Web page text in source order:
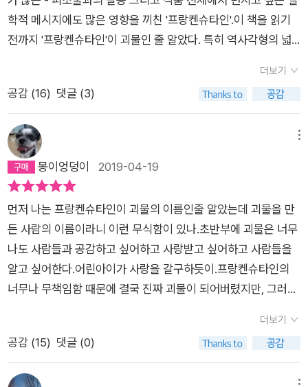
려와서 간병해준 아버지. 아들에게서 이상한 낌새를 느끼고도 끝
까지 캐묻지 않았던 속 깊은 부친이 있어줘서 주인공은 다행히도
더라도 아버지에게 모든 사실을 털어놨어야 했다고 본다. 슈퍼맨
도 지구에 위기가 닥치면 누군가의 도움을 필요로 한다. 그만큼
어려운 문제를 혼자 해결하는 것은 어마어마한 부담감이 따른다.
주인공도 할 만큼 했으니까 이제 그만 아파했으면 싶었다. 그러나
반전은 없었고 모두 다 괴물의 제물이 된다. 그제서야 헌터가 되
어 괴물을 추격하는 프랑켄슈타인의 소잃고 외양간 고치는 이야
기...역자는 이 작품에 대해 불경한 기술을 빌려 창조주를 사칭함
으로써 멸절의 위기를 자초하는 인류에 대한 경고라고 해석하였
다. 이 복잡한 말을 간단히 하자면 선을 넘지 말라는 뜻 아닐까.
이건 단지 신의 영역을 침범한 인간의 무모함에 그치는 말이 아니
다. 그 어떤 위대한 인간도 자신의 그릇 크기만큼만 담을 수 있다.
욕심으로 더 많이 눌러 담다가 그릇이 깨질 수도 있다. 깨진 그릇
은 복구도 안되고 조각 날에 상처도 입는다. 프랑켄슈타인도 괴물
을 만들고 나서 지식의 힘이 얼마나 무서운 건지, 욕망에 눈이 머
우리는 얼마나 많은 과학기술들에 의존하며 사는가. 나날이 발달
그 모자란 부분들은 상쇄된다. 18세기, 과학이 빠르게 발달하는
현실에서 그저 지루한 우기의 밤을 흥미롭게 해줄 괴담을 하나씩
창작하기로 한 데서 시작한 이 소설이 먼 훗날, 후대의 사람들의
현실과 당면한 문제점을 정확하게 지적했다는 사실을 정작 작가,
메리 셸리도 예상하지 못했을 것이다. 이 책의 마지막에서 자신
공감만 주었더라면.... [그런데 이것이 부당하지 않은가? 전 인
류가 내게 죄를 지었는데, 나만 유일한 범죄자라는 멍에를 써야
하는가?] -p301
일까? 외모로 사람을 판단하면 안된다? 사형제도는 무고한 사람
을 죽일수도 있다? 북극탐험은 위험하다? 친구를 잘 사귀어야 한
내 생각에는,나와 다르다는 이유로, 그 사람을 이해하기 보다는
그사람을 멀리하여 고립시키는 인간관계의 비정함을 괴물에 빗
대어 말하고자 한 게 아니었을까란 생각이 들었다. 인간관계에 있
어서 괴물을 만드든건 괴물 자체 보다는 주변에 있는 우리 자신이
라는 것을..... 그 창조물(괴물)에게 단 한사람 만이라도 따뜻하게
대해줬더라면 이런 비극은 없지 않았을까?흥미롭게 읽었지만 결
론은 결코 단순하지 않은 책인것 같다.
인은 실험실을 뛰쳐 나온다. 자신이 창조한 괴물을 그대로 놔둔
채...그는 충격으로 인해 신경성 열병을 앓게 되고 가족들이 있는
고향 제네바로 돌아갈 준비를 한다. 그러나 아버지로부터 날아온
편지는 자신이 만든 결과에 책임지지 않은 프랑켄슈타인 비극의
시작을 알리며 불행은 끝까지 그를 놔주지 않는다. 프랑켄슈타인
다. 이때 괴물이 자신의 절절한 사연을 프랑켄슈타인에게 쏟아내
는데, 이 소설에서 가장 인상적인 부분이다. (2권 3장~8장)괴물
은 2.5미터의 기괴한 형상이지만 지적 능력은 어린 아이와 같다.
그는 처음 깨어났을 때의 느낌을 다음과 같이 말한다.'나는 불쌍
하고 힘없고 가련한 흉물이었다. 아무것도 모르고, 아무것도 분간
할 수 없었다. 하지만 온몸에서 느껴지는 고통때문에 주저앉아 흐
느꼈다.' (p.137)괴물은 정처없이 다니다 발견한 독일의 어느 마
을, 오두막 옆 축사에 숨어 살면서 사람들의 대화를 들으며 스스
로 말과 글을 배우고 지식을 습득한다. 그 과정에서 그는 인간들
친 동기들'까지 파악하면서 세상을 조금씩 배워나간다. 괴물은 오
두막 가족들이 서로를 사랑하고 의지하는 모습을 보며 자신도 그
런 사랑을 받고 싶다고 느낀다. 그러나 물에 비친 자신의 추한 외
고 나서 퍼시와 메리는 정식으로 결혼을 해서 부부가 되었대.사랑
을 위해 모든 것을 버렸던 메리와 퍼시. 그들은 결혼한 해인 1816
과함께 보냈는데, 그 자리에서 괴담 하나씩 짓기로 약속을 했는
데, 그때메리는 이 소설을 구상하였고, 1818년에 출간하게 되었
다고 하는구나.메리와 퍼시의 결혼 생활은 모든 것을 버린 사랑에
비해 그리 행복하지는 못했어. 누구는퍼시가 아내를 버려 죽음에
이르게까지 한 것에 대한 죗값이라고 하기도 한단다. 아이들을 다
섯 명이나낳았지만, 네 명이 일찍 죽었다고 하는구나. 그리고 18
며 소설과 여행기를 적었고, 1851년에 뇌종양으로 죽고 말았다고
하는구나. <프랑켄슈타인>의 걸작을 지었지만, 메리의 삶은 그
리 행복하지 않았던 것 같구나.1.어떤 사람은 프랑켄슈타인이 괴
물의 이름으로 잘못 알고 있는 이도 있는데, 프랑켄슈타인은 괴물
을만든 박사의 이름이란다. 사실은 ‘괴물’을 만들려고 했던 것이
아니라, 새로운 생명체를 만들려고 했는데, 그 모습이 흉측해서
‘괴물’이라고불리게 된 것이야. 그 ‘괴물’도 본성은 착했으나, 편
다. 그럼프랑켄슈타인의 이야기를 해줄게.…로버트 월턴이라는
고 알려져 있다. 하지만 나에게는 이 소설이 인간의 관계에 대한
것으로 읽힌다. 자신이 존재 자체로 혐오스러운 존재일 때, 우리
는 어떤 반응을 보일 수 있을까? 우리가 흔히 혐오를 느끼는 상대
에게 우리는 어떻게 행동하는가? 괴물은 본성이 악인인가, 혐오
와 배제 때문에 악인이 된 것인가?이 소설은 단순히 괴물을 다루
슈타인과의 관계 속에 풍부한 문학적 콘텍스트가 있고 우리에게
많은 생각할 거리를 준다.이런 소설을 19세에 써내다니, 메리 셸
리는 분명 천재다.
학적 메시지에도 많은 영향을 끼친 '프랑켄슈타인'.이 책을 읽기
전까지 '프랑켄슈타인'이 괴물인 줄 알았다. 특히 역사각형의 넓
를 알 수 없는 양쪽의 그로테스크한 나사못 그리고 사람이라면 참
을 수 없었을 것 같은 크게 꿰맨 자국이 괴물이 남겨준 강한 인상
이었다.무심결에 넘겨본 첫 페이지는 영화에서 자극적으로 포장
된 괴물의 인상을 일갈해버렸다.'제가 청했습니까, 창조주여, 흙
으로 나를 인간으로 빚어달라고?제가 애원했습니까, 어둠에서
끌어올려달라고?- 실낙원'p5, 페이지 번호가 없던 최초의 페이
든 영특한 과학자였음을, 그리고 괴물은 넓은 이마도 나사못도 없
다는 것을 알게 되었다.'윤기가 자르르 흐르고 흑발은 출렁거렸
고,'p72불운한 어린 시절을 보내고 가난과 낭만으로 가득한 유랑
생활을 한 메리 셸리가 20대 초반에 쓴 이 책은 - 1818년 책으로
출간 -, 이야기 속의 이야기가 서간 형식으로 회상되어지는 것을
쫓는 것도 재미있지만, '한강' 작가의 '소년이 온다'의 '일곱개의
뺨' 처럼, 덮어둘 수만은 없는 '문제'들에 대해 송곳 같은 질문을
가 - 하지만 이것도 영원히 온전한 비밀을 약속할 수 없을 것이다
더보기
공감 (16) 댓글 (3)
몽이엉덩이 2019-04-19
먼저 나는 프랑켄슈타인이 괴물의 이름인줄 알았는데 괴물을 만
든 사람의 이름이라니 이런 무식함이 있나.초반부에 괴물은 너무
나도 사람들과 공감하고 싶어하고 사랑받고 싶어하고 사람들을
알고 싶어한다.어린아이가 사랑을 갈구하듯이.프랑켄슈타인의
너무나 무책임함 때문에 결국 진짜 괴물이 되어버렸지만, 그러나
닌지 반성해야 한다. 물론 내가 한 행동을 보면 그런 오해를 할 수
도 있겠지. 그러나 내 불행에공감해주기를 바라지는 않는다. 어
떤 공감도 내게는 있을 수 없으까. 처음 공감을 구했을 때는 미덕
더보기
공감 (15) 댓글 (0)